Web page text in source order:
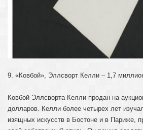
9. «Ковбой», Эллсворт Келли – 1,7
Ковбой Эллсворта Келли продан на
долларов. Келли более четырех лет
изящных искусств в Бостоне и в Париже,